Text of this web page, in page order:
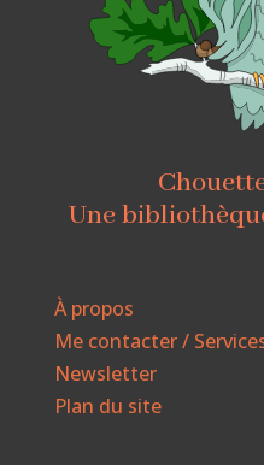
Une
À propos
Me contacter /
Newsletter
Plan du site